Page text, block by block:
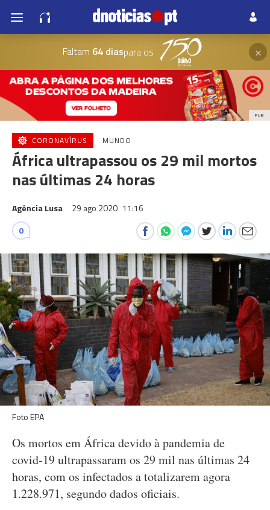
Faltam 64 diaspara os ×
PUB
CORONAVÍRUS MUNDO
África ultrapassou os 29 mil mortos
nas últimas 24 horas
Agência Lusa 29 ago 2020 11:16
0
Foto EPA
Os mortos em África devido à pandemia de
covid-19 ultrapassaram os 29 mil nas últimas 24
horas, com os infectados a totalizarem agora
1.228.971, segundo dados oficiais.